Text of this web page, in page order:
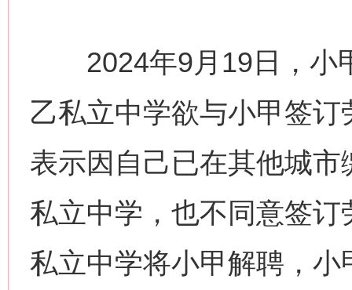
2024年9月19日，小
乙私立中学欲与小甲签
表示因自己已在其他城
私立中学，也不同意签
私立中学将小甲解聘，